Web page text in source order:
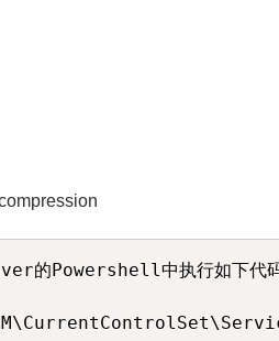
的Powershell中执行如下代